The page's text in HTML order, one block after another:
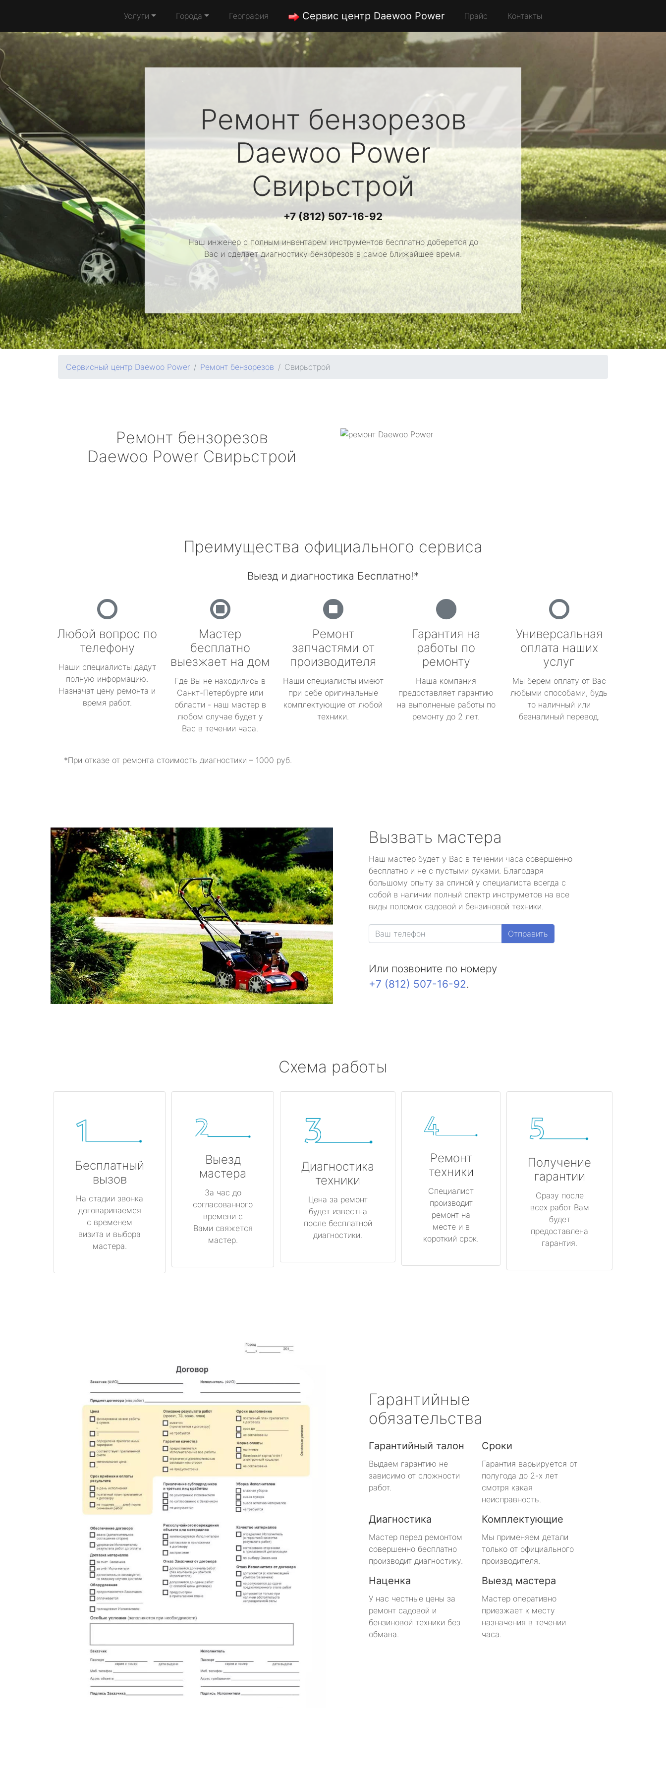
Услуги Города География Сервис центр Daewoo Power Прайс Контакты
Ремонт бензорезов
Daewoo Power
Свирьстрой
+7 (812) 507-16-92
Наш инженер с полным инвентарем инструментов бесплатно доберется до
Вас и сделает диагностику бензорезов в самое ближайшее время.
Сервисный центр Daewoo Power Ремонт бензорезов Свирьстрой
Ремонт бензорезов
Daewoo Power Свирьстрой
Преимущества официального сервиса
Выезд и диагностика Бесплатно!*
Любой вопрос по
телефону
Наши специалисты дадут
полную информацию.
Назначат цену ремонта и
время работ.
Мастер
бесплатно
выезжает на дом
Где Вы не находились в
Санкт-Петербурге или
области - наш мастер в
любом случае будет у
Вас в течении часа.
Ремонт
запчастями от
производителя
Наши специалисты имеют
при себе оригинальные
комплектующие от любой
техники.
Гарантия на
работы по
ремонту
Наша компания
предоставляет гарантию
на выполненые работы по
ремонту до 2 лет.
Универсальная
оплата наших
услуг
Мы берем оплату от Вас
любыми способами, будь
то наличный или
безналиный перевод.
*При отказе от ремонта стоимость диагностики – 1000 руб.
Вызвать мастера
Наш мастер будет у Вас в течении часа совершенно
бесплатно и не с пустыми руками. Благодаря
большому опыту за спиной у специалиста всегда с
собой в наличии полный спектр инструметов на все
виды поломок садовой и бензиновой техники.
Отправить
Или позвоните по номеру
+7 (812) 507-16-92.
Схема работы
Бесплатный
вызов
На стадии звонка
договариваемся
с временем
визита и выбора
мастера.
Выезд
мастера
За час до
согласованного
времени с
Вами свяжется
мастер.
Диагностика
техники
Цена за ремонт
будет известна
после бесплатной
диагностики.
Ремонт
техники
Специалист
производит
ремонт на
месте и в
короткий срок.
Получение
гарантии
Сразу после
всех работ Вам
будет
предоставлена
гарантия.
Гарантийные
обязательства
Гарантийный талон
Выдаем гарантию не
зависимо от сложности
работ.
Сроки
Гарантия варьируется от
полугода до 2-х лет
смотря какая
неисправность.
Диагностика
Мастер перед ремонтом
совершенно бесплатно
производит диагностику.
Комплектующие
Мы применяем детали
только от официального
производителя.
Наценка
У нас честные цены за
ремонт садовой и
бензиновой техники без
обмана.
Выезд мастера
Мастер оперативно
приезжает к месту
назначения в течении
часа.